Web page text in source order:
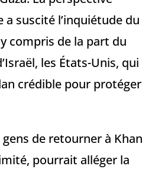
a suscité l’inquiétude du
compris de la part du
les États-Unis, qui
crédible pour protéger
de retourner à Khan
pourrait alléger la